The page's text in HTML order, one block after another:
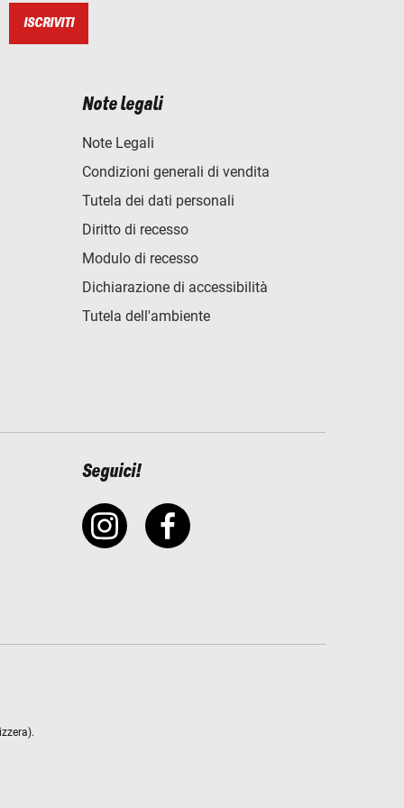
ISCRIVITI
Note legali
Note Legali
Condizioni generali di vendita
Tutela dei dati personali
Diritto di recesso
Modulo di recesso
Dichiarazione di accessibilità
Tutela dell'ambiente
Seguici!